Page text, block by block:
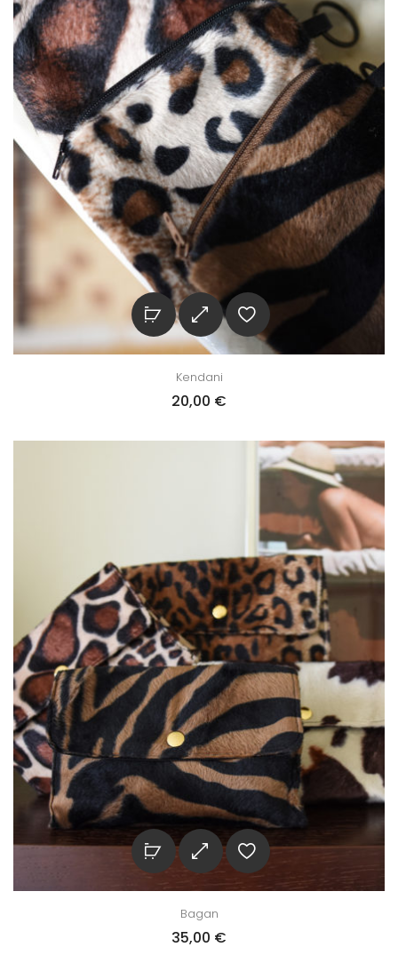
Kendani
20,00 €
Bagan
35,00 €